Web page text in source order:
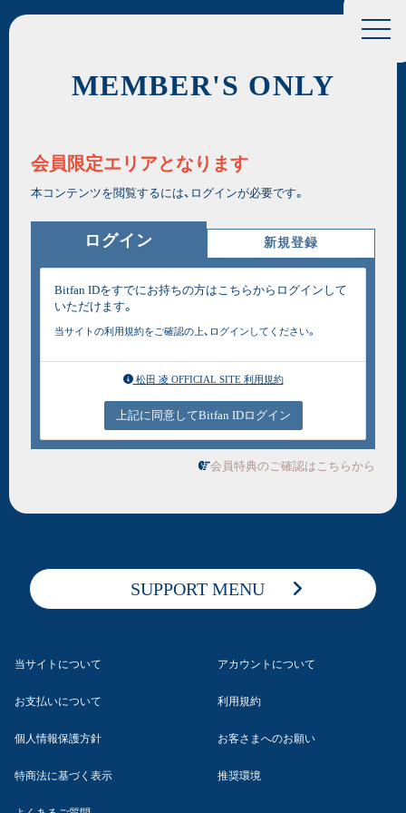
MEMBER'S ONLY
会員限定エリアとなります
本コンテンツを閲覧するには、ログインが必要です。
ログイン 新規登録
Bitfan IDをすでにお持ちの方はこちらからログインして
いただけます。
当サイトの利用規約をご確認の上、ログインしてください。
松田 凌 OFFICIAL SITE 利用規約
上記に同意してBitfan IDログイン
会員特典のご確認はこちらから
SUPPORT MENU
当サイトについて アカウントについて
お支払いについて 利用規約
個人情報保護方針 お客さまへのお願い
特商法に基づく表示 推奨環境